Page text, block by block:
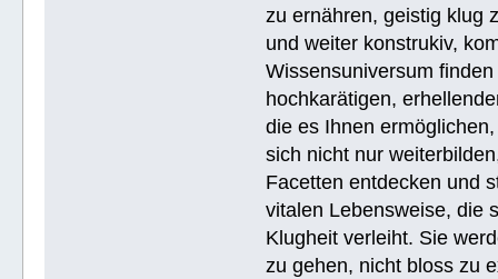
🚀 Werkzeuge für den
🚀 Die Ehe - https://bodhie.eu/
🚀 Kinder - https://bodhie.eu/
🚀 Grundlagen des Organisieren
🚀 Public Relations - https://
🚀 Planziele und Ziele- https://
🚀 Kommunikation - https://
Name (BlockBuchStaben)/eMail
zu ernähren, geistig klug
und weiter konstrukiv,
Wissensuniversum
hochkarätigen,
die es Ihnen
sich nicht nur
Facetten entdecken und
vitalen Lebensweise, die
Klugheit verleiht. Sie
zu gehen, nicht bloss zu